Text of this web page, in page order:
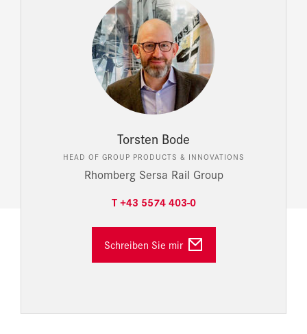
Torsten Bode
HEAD OF GROUP PRODUCTS & INNOVATIONS
Rhomberg Sersa Rail Group
T +43 5574 403-0
Schreiben Sie mir